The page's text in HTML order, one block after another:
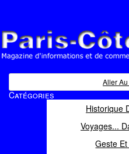
Magazine d'informations et de
Aller
Catégories
Historique
Voyages...
Geste